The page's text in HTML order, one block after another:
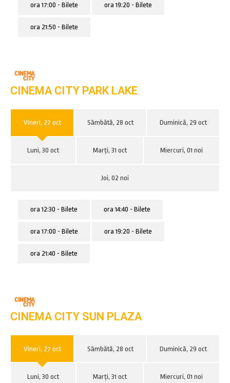
ora 17:00 - Bilete ora 19:20 - Bilete
ora 21:50 - Bilete
CINEMA CITY PARK LAKE
Vineri, 27 oct Sâmbătă, 28 oct Duminică, 29 oct
Luni, 30 oct Marți, 31 oct Miercuri, 01 noi
Joi, 02 noi
ora 12:30 - Bilete ora 14:40 - Bilete
ora 17:00 - Bilete ora 19:20 - Bilete
ora 21:40 - Bilete
CINEMA CITY SUN PLAZA
Vineri, 27 oct Sâmbătă, 28 oct Duminică, 29 oct
Luni, 30 oct Marți, 31 oct Miercuri, 01 noi